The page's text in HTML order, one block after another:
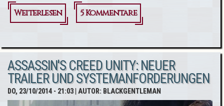
Weiterlesen
über Ein Sturm
Sturm auf die
Bastille und
Revolutionskriege
#WtU
5 Kommentare
ASSASSIN'S CREED UNITY: NEUER
TRAILER UND SYSTEMANFORDERUNGEN
DO, 23/10/2014 - 21:03| AUTOR: BLACKGENTLEMAN